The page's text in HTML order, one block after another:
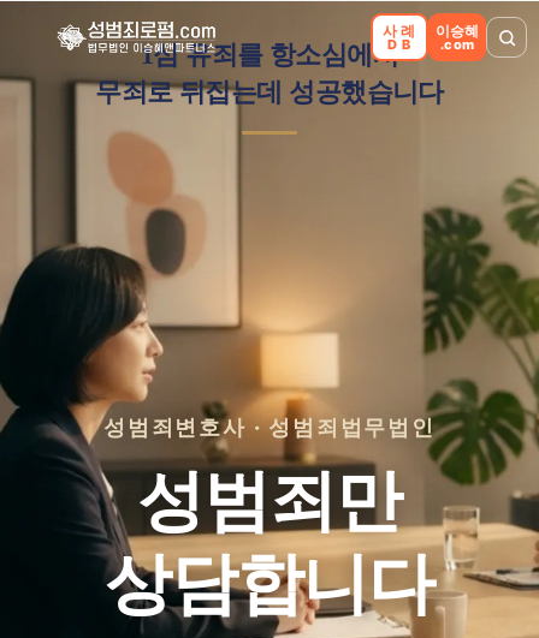
사례
DB
이승혜
.com
성범죄변호사 · 성범죄법무법인
성범죄만
상담합니다
성범죄 무죄·항소심 사례
1심 유죄를 항소심에서
무죄로 뒤집는데 성공했습니다
어려운 사건이 어떻게 달라졌는지 —
내 사건에 주는 시사점을 확인해 보세요.
2026. 07 무죄 · 원심파기
성폭법위반(공중밀집장소에서의추행) · 2심
무엇이 어려웠나
1심 유죄가 선고된 사건 — 같은 기록으로 유죄 판단을 다시
열어야 하는 과제였습니다.
어떻게 접근했나
사실관계·증거관계를 전면 재분석하고 항소이유서와 기일
변론으로 무죄 사유를 제시했습니다.
내 사건에 주는 시사점
같은 기록이라도 읽는 방식에 따라 결론이 달라질 수